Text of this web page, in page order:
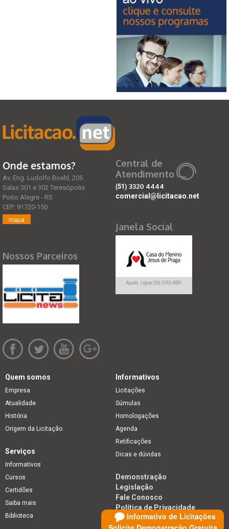
Informativo de Licitações
Onde estamos?
Av. Eng. Ludolfo Boehl, 205
Salas 301 e 302 Teresópolis
Porto Alegre - RS
CEP: 91720-150
mapa
Nossos Parceiros
Central de
Atendimento
(51) 3320 4444
comercial@licitacao.net
Janela Social
Quem somos
Empresa
Atualidade
História
Origem da Licitação
Informativos
Licitações
Súmulas
Homologações
Agenda
Retificações
Dicas e dúvidas
Serviços
Informativos
Cursos
Certidões
Saiba mais
Biblioteca
Demonstração
Legislação
Fale Conosco
Política de Privacidade